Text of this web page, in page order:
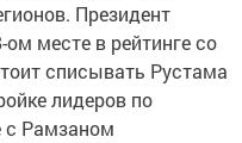
Президент
месте в рейтинге со
списывать Рустама
лидеров по
с Рамзаном